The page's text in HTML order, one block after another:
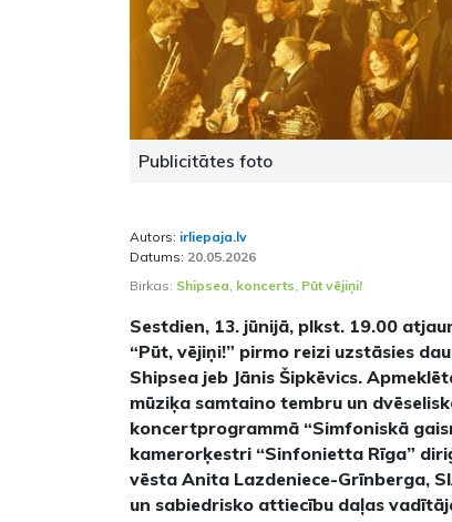
Publicitātes foto
Autors: irliepaja.lv
Datums: 20.05.2026
Birkas: Shipsea koncerts Pūt vējiņi!
Sestdien, 13. jūnijā, plkst. 19.00
“Pūt, vējiņi!” pirmo reizi uzstāsies
Shipsea jeb Jānis Šipkēvics.
mūziķa samtaino tembru un
koncertprogrammā “Simfoniskā
kamerorķestri “Sinfonietta Rīga”
vēsta Anita Lazdeniece-Grīnberga,
un sabiedrisko attiecību daļas